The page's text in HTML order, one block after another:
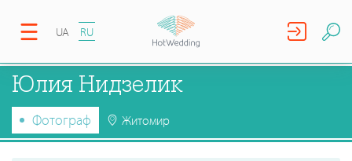
UA RU
Юлия Нидзелик
Фотограф Житомир